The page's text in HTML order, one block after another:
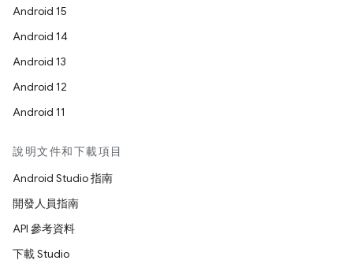
Android 15
Android 14
Android 13
Android 12
Android 11
說明文件和下載項目
Android Studio 指南
開發人員指南
API 參考資料
下載 Studio